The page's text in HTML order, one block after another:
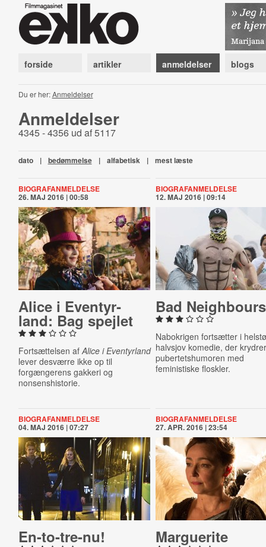
forside artikler anmeldelser blogs
Du er her:Anmeldelser
Anmeldelser
4345 - 4356 ud af 5117
dato | bedømmelse | alfabetisk | mest læste
BIOGRAFANMELDELSE
26. MAJ 2016 | 00:58
Alice i Even­tyr­
land: Bag spejlet
Fortsættelsen afAlice i Eventyrland
lever desværre ikke op til
forgængerens gakkeri og
nonsenshistorie.
BIOGRAFANMELDELSE
12. MAJ 2016 | 09:14
Bad
Nabokrigen fortsætter i
halvsjov komedie, der
pubertetshumoren med
feministiske floskler.
BIOGRAFANMELDELSE
04. MAJ 2016 | 07:27
En-​to-​tre-​nu!
BIOGRAFANMELDELSE
27. APR. 2016 | 23:54
Mar­guer­ite